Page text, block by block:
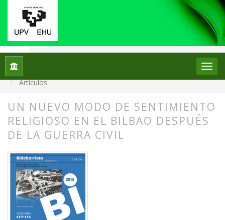
Inicio
Núm. 26 (2016): BILBAO EN EL PERÍODO
Artículos
UN NUEVO MODO DE SENTIMIENTO
RELIGIOSO EN EL BILBAO DESPUÉS
DE LA GUERRA CIVIL